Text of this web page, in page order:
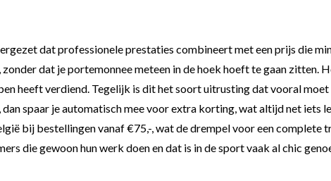
dat professionele prestaties combineert met een prijs die
dat je portemonnee meteen in de hoek hoeft te gaan zitten.
heeft verdiend. Tegelijk is dit het soort uitrusting dat vooral
spaar je automatisch mee voor extra korting, wat altijd net iets
bij bestellingen vanaf €75,-, wat de drempel voor een
die gewoon hun werk doen en dat is in de sport vaak al chic